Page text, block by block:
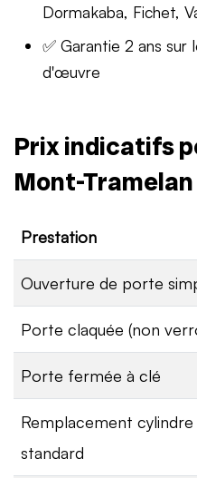
Dormakaba, Fichet,
✅ Garantie 2 ans sur
d'œuvre
Prix indicatifs
Mont-Tramelan
Prestation
Ouverture de porte
Porte claquée (non
Porte fermée à clé
Remplacement cylindre
standard